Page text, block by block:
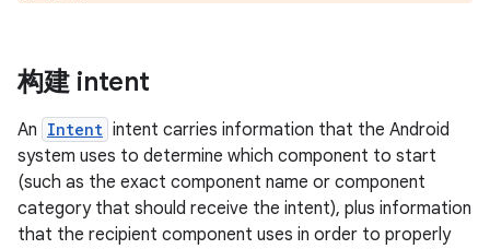
构建 intent
An Intent intent carries information that the Android
system uses to determine which component to start
(such as the exact component name or component
category that should receive the intent), plus information
that the recipient component uses in order to properly